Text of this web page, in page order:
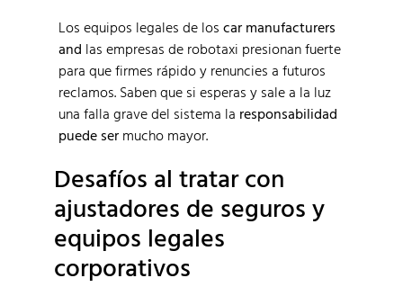
Los equipos legales de los car manufacturers
and las empresas de robotaxi presionan fuerte
para que firmes rápido y renuncies a futuros
reclamos. Saben que si esperas y sale a la luz
una falla grave del sistema la responsabilidad
puede ser mucho mayor.
Desafíos al tratar con
ajustadores de seguros y
equipos legales
corporativos